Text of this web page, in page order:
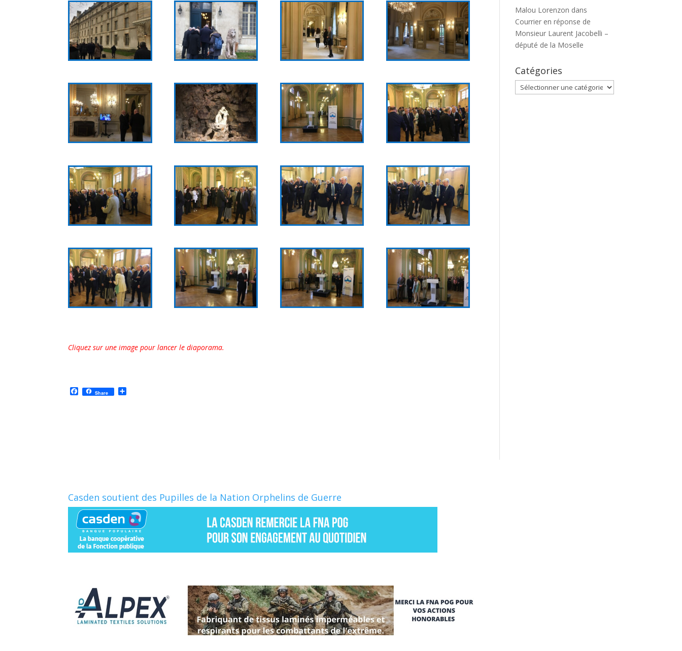
Cliquez sur une image pour lancer le diaporama.
F
a
Share
Malou Lorenzon dans
Courrier en réponse de
Monsieur Laurent Jacobelli –
député de la Moselle
Catégories
Catégories
Casden soutient des Pupilles de la Nation Orphelins de Guerre